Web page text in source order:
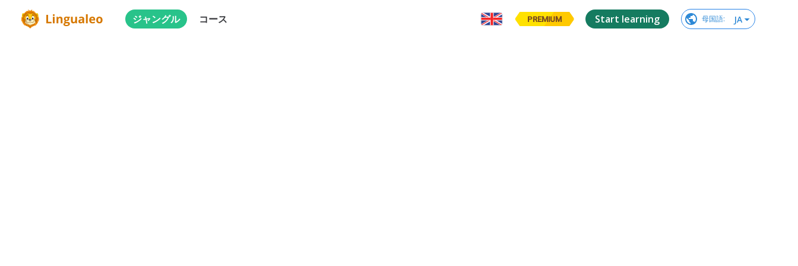
ジャングル コース PREMIUM Start learning 母国語: JA